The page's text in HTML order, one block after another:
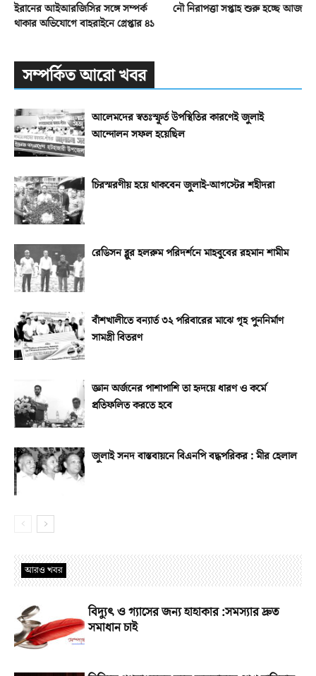
ইরানের আইআরজিসির সঙ্গে সম্পর্ক
থাকার অভিযোগে বাহরাইনে গ্রেপ্তার ৪১
নৌ নিরাপত্তা সপ্তাহ শুরু হচ্ছে আজ
সম্পর্কিত আরো খবর
আলেমদের স্বতঃস্ফূর্ত উপস্থিতির কারণেই জুলাই
আন্দোলন সফল হয়েছিল
চিরস্মরণীয় হয়ে থাকবেন জুলাই-আগস্টের শহীদরা
রেডিসন ব্লুর হলরুম পরিদর্শনে মাহবুবের রহমান শামীম
বাঁশখালীতে বন্যার্ত ৩২ পরিবারের মাঝে গৃহ পুননির্মাণ
সামগ্রী বিতরণ
জ্ঞান অর্জনের পাশাপাশি তা হৃদয়ে ধারণ ও কর্মে
প্রতিফলিত করতে হবে
জুলাই সনদ বাস্তবায়নে বিএনপি বদ্ধপরিকর : মীর হেলাল
আরও খবর
বিদ্যুৎ ও গ্যাসের জন্য হাহাকার :সমস্যার দ্রুত
সমাধান চাই